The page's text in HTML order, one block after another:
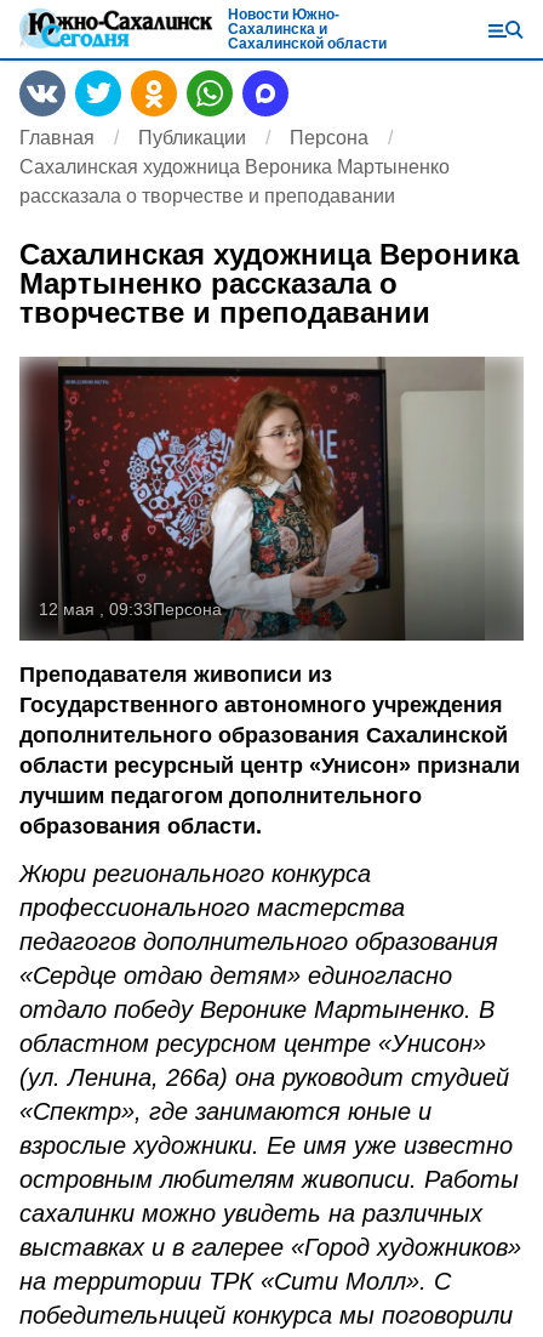
Новости Южно-
Сахалинска и
Сахалинской области
Главная Публикации
Персона
Сахалинская художница Вероника Мартыненко
рассказала о творчестве и преподавании
Сахалинская художница Вероника
Мартыненко рассказала о
творчестве и преподавании
12 мая , 09:33Персона
Преподавателя живописи из
Государственного автономного учреждения
дополнительного образования Сахалинской
области ресурсный центр «Унисон» признали
лучшим педагогом дополнительного
образования области.
Жюри регионального конкурса
профессионального мастерства
педагогов дополнительного образования
«Сердце отдаю детям» единогласно
отдало победу Веронике Мартыненко. В
областном ресурсном центре «Унисон»
(ул. Ленина, 266а) она руководит студией
«Спектр», где занимаются юные и
взрослые художники. Ее имя уже известно
островным любителям живописи. Работы
сахалинки можно увидеть на различных
выставках и в галерее «Город художников»
на территории ТРК «Сити Молл». С
победительницей конкурса мы поговорили